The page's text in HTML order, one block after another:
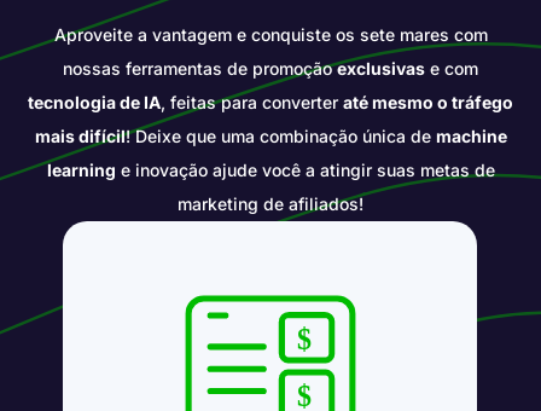
Aproveite a vantagem e conquiste os sete mares com
nossas ferramentas de promoçãoexclusivas e com
tecnologia de IA, feitas para converter até mesmo o tráfego
mais difícil! Deixe que uma combinação única de machine
learning e inovação ajude você a atingir suas metas de
marketing de afiliados!